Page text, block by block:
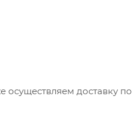
доставку по